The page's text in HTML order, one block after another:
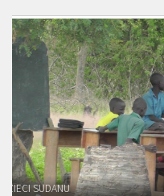
DZIECI ZAMBII